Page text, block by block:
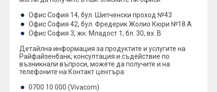
Офис София 14, бул. Шипченски проход №43
Офис София 42, бул. Фредерик Жолио Кюри №18 А
Офис София 3, жк. Младост 1, бл. 30, вх. В
Детайлна информация за продуктите и услугите на
Райфайзенбанк, консултация и съдействие по
възникнали въпроси, можете да получите и на
телефоните на Контакт центъра:
0700 10 000 (Vivacom)